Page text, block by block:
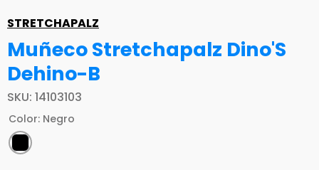
STRETCHAPALZ
Muñeco Stretchapalz Dino'S
Dehino-B
SKU: 14103103
Color: Negro